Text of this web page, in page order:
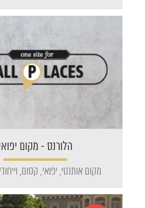
הלורנס - מקום
מקום אותנטי, יפואי, קסום,